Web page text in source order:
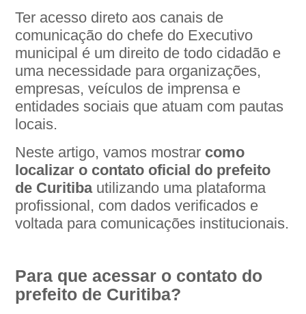
Ter acesso direto aos canais de
comunicação do chefe do Executivo
municipal é um direito de todo cidadão e
uma necessidade para organizações,
empresas, veículos de imprensa e
entidades sociais que atuam com pautas
locais.
Neste artigo, vamos mostrar como
localizar o contato oficial do prefeito
de Curitibautilizando uma plataforma
profissional, com dados verificados e
voltada para comunicações institucionais.
Para que acessar o contato do
prefeito de Curitiba?